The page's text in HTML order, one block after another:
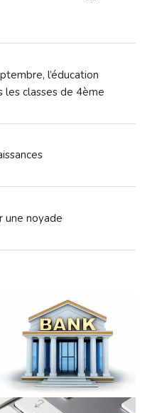
l’éducation
les classes de 4ème
une noyade